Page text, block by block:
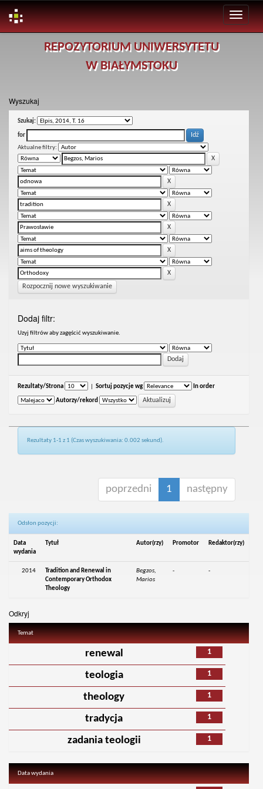
REPOZYTORIUM UNIWERSYTETU
W BIAŁYMSTOKU
Wyszukaj
Szukaj:
for
Aktualne filtry:
Rozpocznij nowe wyszukiwanie
Dodaj filtr:
Uzyj filtrów aby zagęścić wyszukiwanie.
Rezultaty/Strona Sortuj pozycje wg In order
Autorzy/rekord
Rezultaty 1-1 z 1 (Czas wyszukiwania: 0.002 sekund).
poprzedni 1 następny
Odsłon pozycji:
Data
wydania
Tytuł Autor(rzy) Promotor Redaktor(rzy)
2014
Tradition and Renewal in
Contemporary Orthodox
Theology
Begzos,
Marios
- -
Odkryj
Temat
1
renewal
1
teologia
1
theology
1
tradycja
1
zadania teologii
Data wydania